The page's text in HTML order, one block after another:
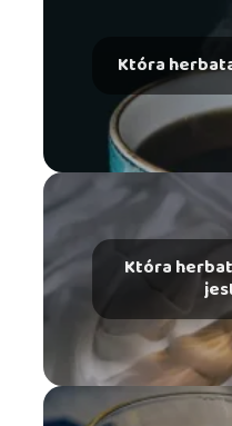
Która
Która